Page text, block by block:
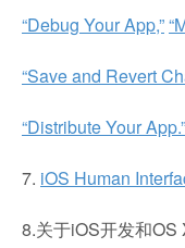
“Debug Your App,”
“Save and Revert
“Distribute Your App.”
7. iOS Human
8.关于iOS开发和OS